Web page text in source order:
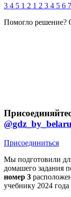
3 4 5 1 2 1 2 3 4 5 6 7
Помогло решение?
Присоединиться
Мы подготовили
домашего задания
номер 3
учебнику 2024